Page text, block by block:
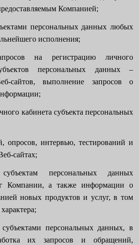
Компанией;
персональных данных любых
исполнения;
на регистрацию личного
персональных данных –
сайтов, выполнение запросов о
кабинета субъекта персональных
опросов, интервью, тестирований и
сайтах;
субъектам персональных данных
Компании, а также информации о
новых продуктов и услуг, в том
субъектами персональных данных, в
их запросов и обращений,